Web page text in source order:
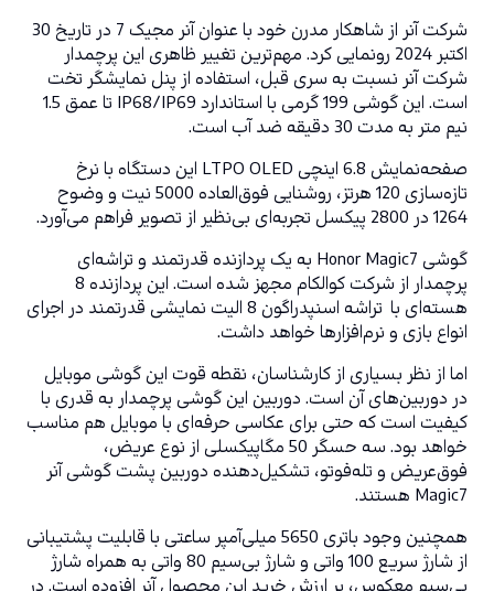
نیم متر به مدت 30 دقیقه ضد آب است.
1264 در 2800 پیکسل تجربه‌ای بی‌نظیر از تصویر فراهم می‌آورد.
انواع بازی و نرم‌افزارها خواهد داشت.
Magic7 هستند.